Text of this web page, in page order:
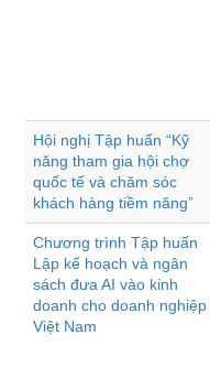
Hội nghị Tập huấn “Kỹ
năng tham gia hội chợ
quốc tế và chăm sóc
khách hàng tiềm năng”
Chương trình Tập huấn
Lập kế hoạch và ngân
sách đưa AI vào kinh
doanh cho doanh nghiệp
Việt Nam